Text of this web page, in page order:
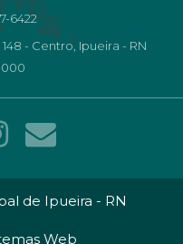
6422
- Centro, Ipueira - RN
000
de Ipueira - RN
Web